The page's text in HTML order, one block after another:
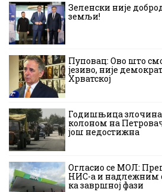
Зеленски није
земљи!
Пуповац: Ово што
језиво, није
Хрватској
Годишњица
колоном на
још недостижна
Огласио се МОЛ:
НИС-а и надлежним
ка завршној фази